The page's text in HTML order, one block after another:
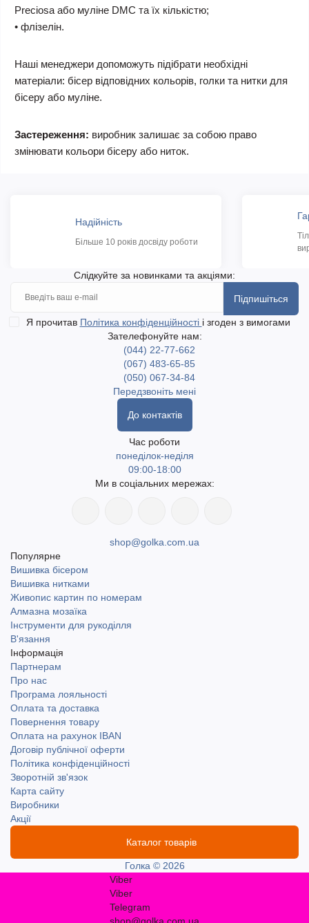
Preciosa або муліне DMC та їх кількістю;
• флізелін.
Наші менеджери допоможуть підібрати необхідні
матеріали: бісер відповідних кольорів, голки та нитки для
бісеру або муліне.
Застереження: виробник залишає за собою право
змінювати кольори бісеру або ниток.
Надійність
Більше 10 років досвіду роботи
Слідкуйте за новинками та акціями:
Підпишіться
Я прочитав Політика конфіденційності і згоден з вимогами
Зателефонуйте нам:
(044) 22-77-662
(067) 483-65-85
(050) 067-34-84
Передзвоніть мені
До контактів
Час роботи
понеділок-неділя
09:00-18:00
Ми в соціальних мережах:
shop@golka.com.ua
Популярне
Вишивка бісером
Вишивка нитками
Живопис картин по номерам
Алмазна мозаїка
Інструменти для рукоділля
В'язання
Інформація
Партнерам
Про нас
Програма лояльності
Оплата та доставка
Повернення товару
Оплата на рахунок IBAN
Договір публічної оферти
Політика конфіденційності
Зворотній зв'язок
Карта сайту
Виробники
Акції
Каталог товарів
Голка © 2026
Viber
Viber
Telegram